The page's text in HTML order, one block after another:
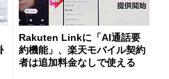
Rakuten Linkに「AI通話要
約機能」、楽天モバイル契約
者は追加料金なしで使える